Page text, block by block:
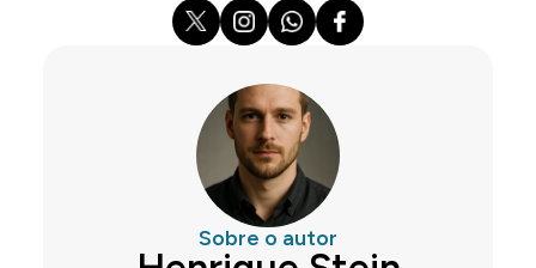
Sobre o autor